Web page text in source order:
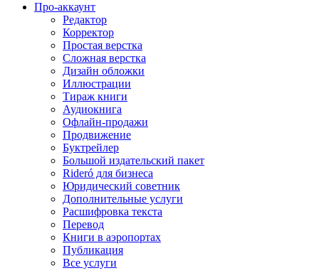
Про-аккаунт
Редактор
Корректор
Простая верстка
Сложная верстка
Дизайн обложки
Иллюстрации
Тираж книги
Аудиокнига
Офлайн-продажи
Продвижение
Буктрейлер
Большой издательский пакет
Rideró для бизнеса
Юридический советник
Дополнительные услуги
Расшифровка текста
Перевод
Книги в аэропортах
Публикация
Все услуги